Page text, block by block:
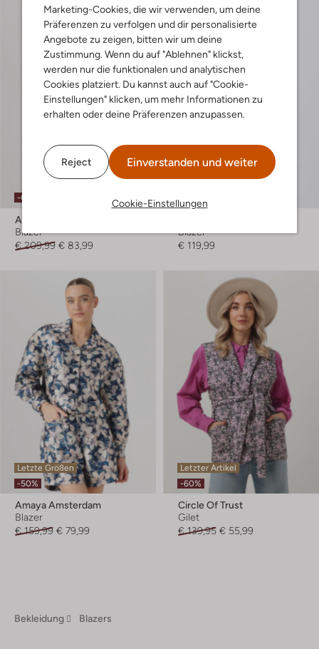
Marketing-Cookies, die wir verwenden, um deine
Präferenzen zu verfolgen und dir personalisierte
Angebote zu zeigen, bitten wir um deine
Zustimmung. Wenn du auf "Ablehnen" klickst,
werden nur die funktionalen und analytischen
Cookies platziert. Du kannst auch auf "Cookie-
Einstellungen" klicken, um mehr Informationen zu
erhalten oder deine Präferenzen anzupassen.
Reject Einverstanden und weiter
Cookie-Einstellungen
-60%
Amaya Amsterdam
Blazer
€ 209,99 € 83,99
Blazer
€ 119,99
Letzte Größen
-50%
Amaya Amsterdam
Blazer
€ 159,99 € 79,99
Letzter Artikel
-60%
Circle Of Trust
Gilet
€ 139,95 € 55,99
Bekleidung Blazers